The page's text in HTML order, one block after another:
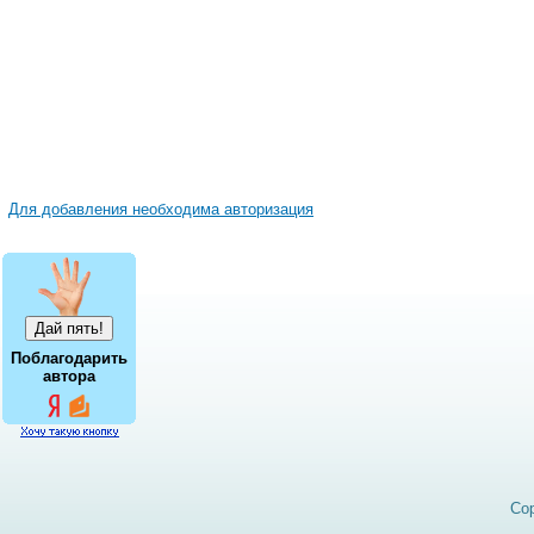
Для добавления необходима авторизация
Поблагодарить
автора